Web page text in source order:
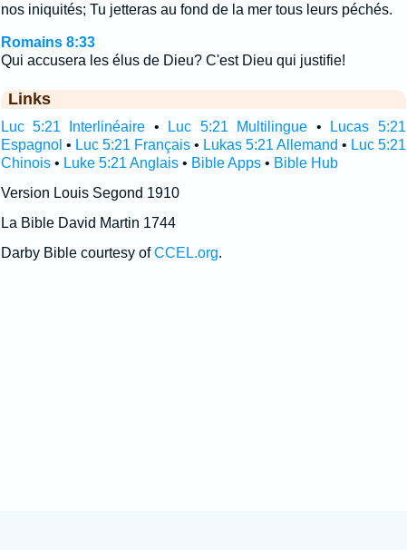
nos iniquités; Tu jetteras au fond de la mer tous leurs péchés.
Romains 8:33
Qui accusera les élus de Dieu? C'est Dieu qui justifie!
Links
Luc 5:21 Interlinéaire • Luc 5:21 Multilingue •
Lucas 5:21
Espagnol • Luc 5:21 Français• Lukas 5:21 Allemand • Luc 5:21
Chinois• Luke 5:21 Anglais• Bible Apps• Bible Hub
Version Louis Segond 1910
La Bible David Martin 1744
Darby Bible courtesy ofCCEL.org.